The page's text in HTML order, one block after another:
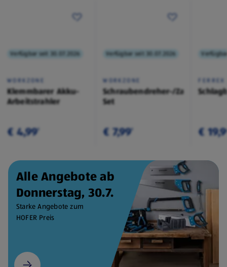
Verfügbar seit 30.07.2026
WORKZONE
Klemmbarer Akku-
Arbeitstrahler
€ 4,99¹
Verfügbar seit 30.07.2026
WORKZONE
Schraubendreher-/Zangen-
Set
€ 7,99¹
FERREX
€
Alle Angebote ab
Donnerstag, 30.7.
Starke Angebote zum
HOFER Preis